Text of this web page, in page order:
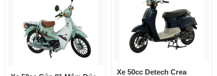
Xe 50cc Detech Crea